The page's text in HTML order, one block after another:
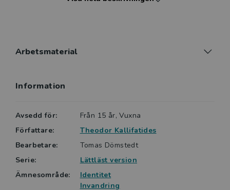
Arbetsmaterial
Information
Avsedd för:
Från 15 år, Vuxna
Författare:
Theodor Kallifatides
Bearbetare:
Tomas Dömstedt
Serie:
Lättläst version
Ämnesområde:
Identitet
Invandring